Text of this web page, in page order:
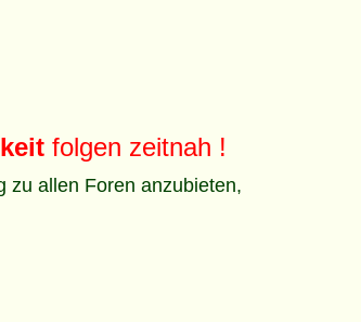
folgen zeitnah !
zu allen Foren anzubieten,